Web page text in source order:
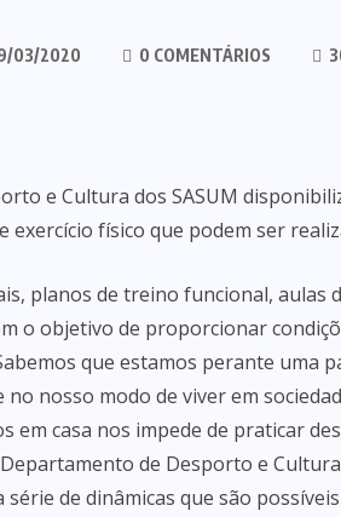
03/2020 0 COMENTÁRIOS
e Cultura dos SASUM
exercício físico que podem ser
planos de treino funcional, aulas
o objetivo de proporcionar
que estamos perante uma
no nosso modo de viver em
em casa nos impede de praticar
de Desporto e Cultura
de dinâmicas que são